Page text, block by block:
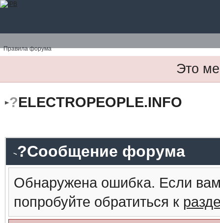
Правила форума
Это
?ELECTROPEOPLE.INFO
?Сообщение форума
Обнаружена ошибка. Если
попробуйте обратиться к